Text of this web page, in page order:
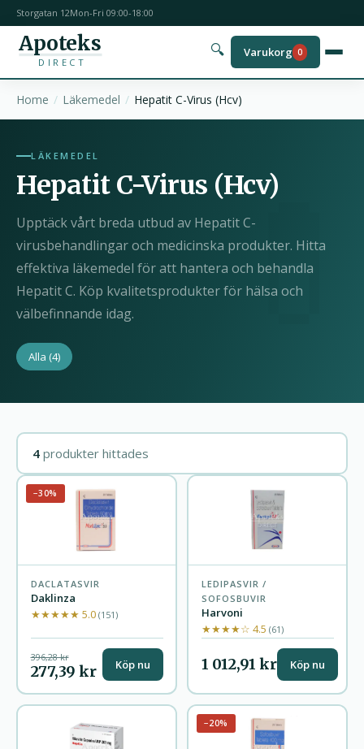
Storgatan 12Mon-Fri 09:00-18:00
Apoteks
DIRECT
🔍 Varukorg 0
Home Läkemedel Hepatit C-Virus (Hcv)
LÄKEMEDEL
Hepatit C-Virus (Hcv)
Upptäck vårt breda utbud av Hepatit C-
virusbehandlingar och medicinska produkter. Hitta
effektiva läkemedel för att hantera och behandla
Hepatit C. Köp kvalitetsprodukter för hälsa och
välbefinnande idag.
Alla (4)
4 produkter hittades
−30%
DACLATASVIR
Daklinza
★★★★★ 5.0 (151)
396,28 kr
277,39 kr Köp nu
LEDIPASVIR /
SOFOSBUVIR
Harvoni
★★★★☆ 4.5 (61)
1 012,91 kr Köp nu
−20%